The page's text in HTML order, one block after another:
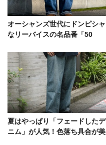
オーシャンズ世代にドンピシャ
なリーバイスの名品番「50
す？
夏はやっぱり「フェードしたデ
ニム」が人気！色落ち具合が美